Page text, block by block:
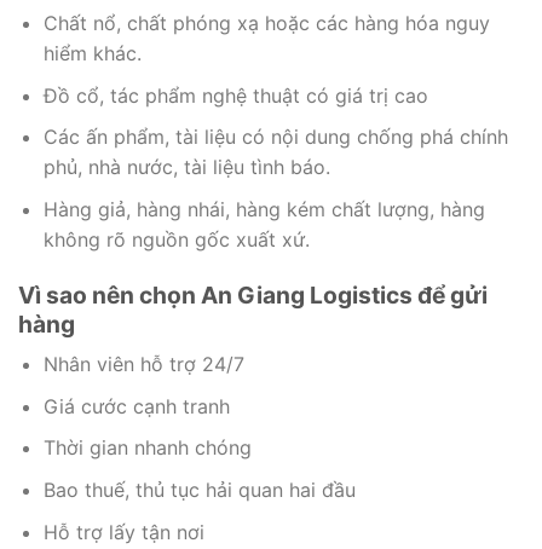
Chất nổ, chất phóng xạ hoặc các hàng hóa nguy
hiểm khác.
Đồ cổ, tác phẩm nghệ thuật có giá trị cao
Các ấn phẩm, tài liệu có nội dung chống phá chính
phủ, nhà nước, tài liệu tình báo.
Hàng giả, hàng nhái, hàng kém chất lượng, hàng
không rõ nguồn gốc xuất xứ.
Vì sao nên chọn An Giang Logistics để gửi
hàng
Nhân viên hỗ trợ 24/7
Giá cước cạnh tranh
Thời gian nhanh chóng
Bao thuế, thủ tục hải quan hai đầu
Hỗ trợ lấy tận nơi